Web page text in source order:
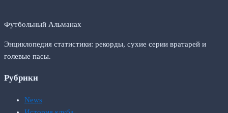
Футбольный Альманах
Энциклопедия статистики: рекорды, сухие серии вратарей и
голевые пасы.
Рубрики
News